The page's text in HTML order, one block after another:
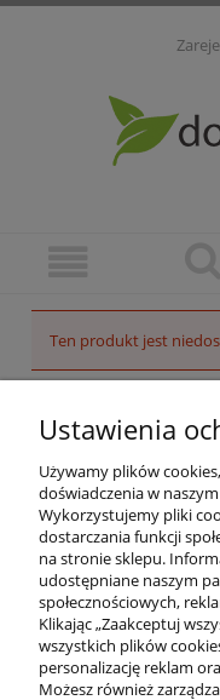
Ten produkt jest
Ustawienia
Używamy plików
doświadczenia w
Wykorzystujemy pliki
dostarczania funkcji
na stronie sklepu.
udostępniane naszym
społecznościowych,
Klikając „Zaakceptuj
wszystkich plików
personalizację reklam
Możesz również